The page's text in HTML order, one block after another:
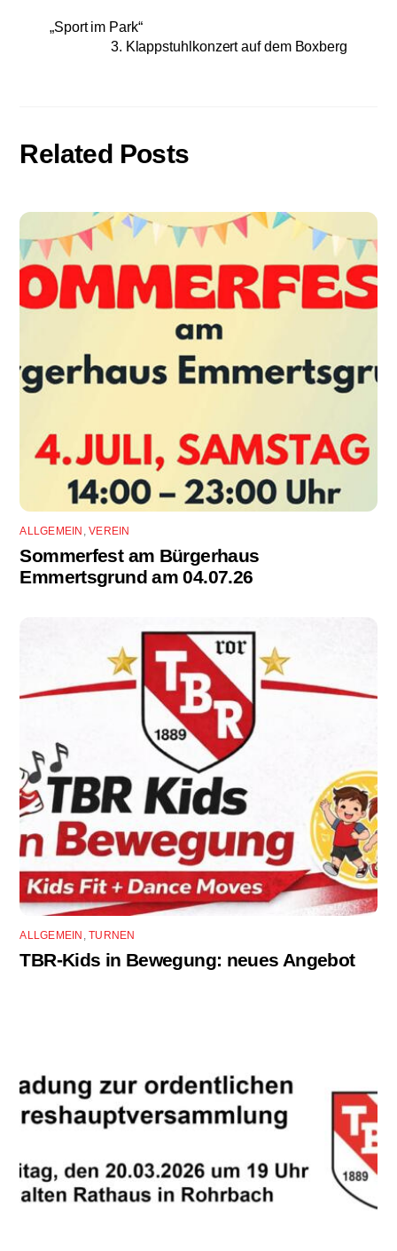
„Sport im Park“
3. Klappstuhlkonzert auf dem Boxberg
Related Posts
ALLGEMEIN ,VEREIN
Sommerfest am Bürgerhaus
Emmertsgrund am 04.07.26
ALLGEMEIN ,TURNEN
TBR-Kids in Bewegung: neues Angebot